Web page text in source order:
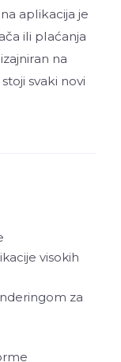
aplikacija je
ili plaćanja
na
svaki novi
visokih
za